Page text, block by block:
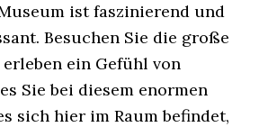
ist faszinierend und
Besuchen Sie die große
ein Gefühl von
Sie bei diesem enormen
sich hier im Raum befindet,